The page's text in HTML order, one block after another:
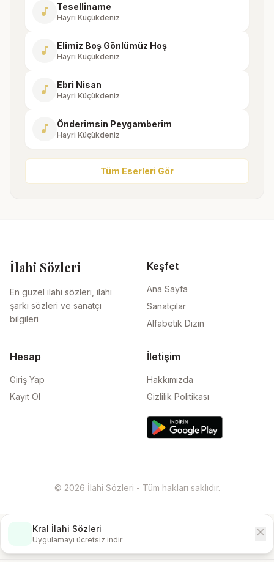
music_note Teselliname
Hayri Küçükdeniz
music_note Elimiz Boş Gönlümüz Hoş
Hayri Küçükdeniz
music_note Ebri Nisan
Hayri Küçükdeniz
music_note Önderimsin Peygamberim
Hayri Küçükdeniz
Tüm Eserleri Gör
İlahi Sözleri
En güzel ilahi sözleri, ilahi
şarkı sözleri ve sanatçı
bilgileri
Keşfet
Ana Sayfa
Sanatçılar
Alfabetik Dizin
Hesap
Giriş Yap
Kayıt Ol
İletişim
Hakkımızda
Gizlilik Politikası
© 2026 İlahi Sözleri - Tüm hakları saklıdır.
Kral İlahi Sözleri
Uygulamayı ücretsiz indir
close